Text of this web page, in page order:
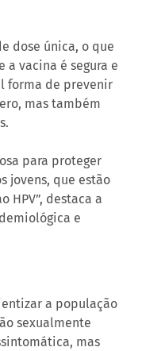
dose única, o que
a vacina é segura e
forma de prevenir
mas também
para proteger
jovens, que estão
HPV”, destaca a
e
a população
sexualmente
mas